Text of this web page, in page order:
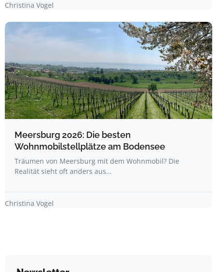
Christina Vogel
Meersburg 2026: Die besten
Wohnmobilstellplätze am Bodensee
Träumen von Meersburg mit dem Wohnmobil? Die
Realität sieht oft anders aus…
Christina Vogel